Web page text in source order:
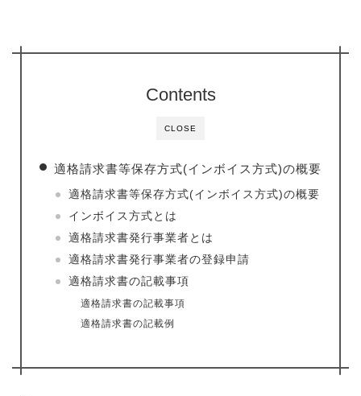
CLOSE
Contents
適格請求書等保存方式(インボイス方式)の概要
適格請求書等保存方式(インボイス方式)の概要
インボイス方式とは
適格請求書発行事業者とは
適格請求書発行事業者の登録申請
適格請求書の記載事項
適格請求書の記載事項
適格請求書の記載例